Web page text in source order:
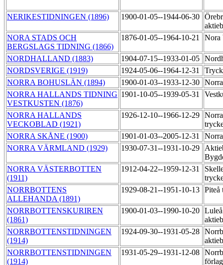
NERIKESTIDNINGEN (1896) 1900-01-05--1944-06-30
NORA STADS OCH
BERGSLAGS TIDNING (1866)
1876-01-05--1964-10-21 Nora
NORDHALLAND (1883) 1904-07-15--1933-01-05
NORDSVERIGE (1919)
1924-05-06--1964-12-31
NORRA BOHUSLÄN (1894)
1900-01-03--1933-12-30
NORRA HALLANDS TIDNING
VESTKUSTEN (1876)
1901-10-05--1939-05-31
NORRA HALLANDS
VECKOBLAD (1921)
1926-12-10--1966-12-29
NORRA SKÅNE (1900)
1901-01-03--2005-12-31
NORRA VÄRMLAND (1929)
1930-07-31--1931-10-29
NORRA VÄSTERBOTTEN
(1911)
1912-04-22--1959-12-31
NORRBOTTENS
ALLEHANDA (1891)
1929-08-21--1951-10-13 Piteå
NORRBOTTENSKURIREN
(1861)
1900-01-03--1990-10-20
NORRBOTTENSTIDNINGEN
(1914)
1924-09-30--1931-05-28
NORRBOTTENSTIDNINGEN
(1914)
1931-05-29--1931-12-08